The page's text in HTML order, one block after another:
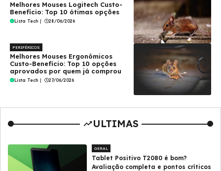
Melhores Mouses Logitech Custo-
Benefício: Top 10 ótimas opções
Lista Tech | 28/06/2026
PERIFÉRICOS
Melhores Mouses Ergonômicos
Custo-Benefício: Top 10 opções
aprovados por quem já comprou
Lista Tech | 27/06/2026
ULTIMAS
GERAL
Tablet Positivo T2080 é bom?
Avaliação completa e pontos críticos